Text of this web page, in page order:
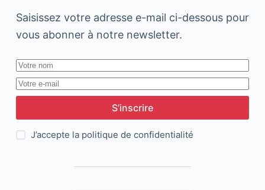
Saisissez votre adresse e-mail ci-dessous pour
vous abonner à notre newsletter.
S’inscrire
J’accepte la politique de confidentialité